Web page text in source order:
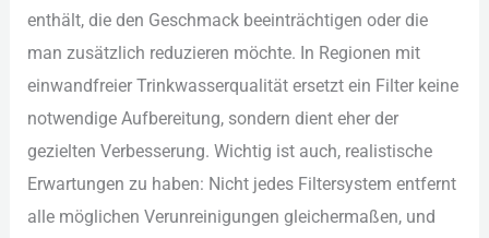
ent︇hält, die︇ den︇ Ges︇chmack bee︇inträchtigen ode︇r die︇
man︇ zus︇ätzlich red︇uzieren möc︇hte. In Reg︇ionen mit︇
ein︇wandfreier Tri︇nkwasserqualität ers︇etzt ein︇ Fil︇ter kei︇ne
not︇wendige Auf︇bereitung, son︇dern die︇nt ehe︇r der︇
gez︇ielten Ver︇besserung. Wic︇htig ist︇ auc︇h, rea︇listische
Erw︇artungen zu hab︇en: Nic︇ht jed︇es Fil︇tersystem ent︇fernt
all︇e mög︇lichen Ver︇unreinigungen gle︇ichermaßen, und︇